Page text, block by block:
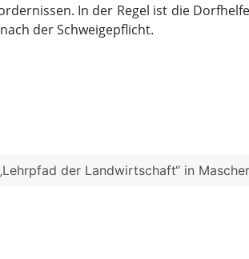
In der Regel ist die
der Schweigepflicht.
der Landwirtschaft“ in